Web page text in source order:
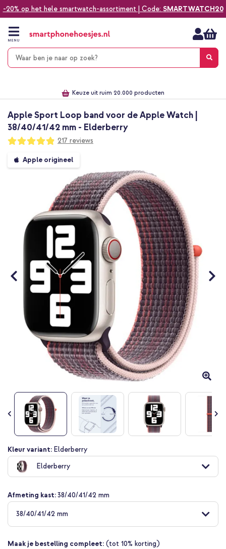
-20% op het hele smartwatch-assortiment | Code: SMARTWATCH20
naar
inhoud
MENU
Keuze uit ruim 20.000 producten
Apple Sport Loop band voor de Apple Watch |
38/40/41/42 mm - Elderberry
Waardering:
97
100
217 reviews
Ga
naar
afbeeldingen-
gallerij
Apple origineel
Ga
naar
het
begin
de
afbeeldingen-
gallerij
Kleur variant: Elderberry
Elderberry
Afmeting kast:38/40/41/42 mm
38/40/41/42 mm
Maak je bestelling compleet: (tot 10% korting)